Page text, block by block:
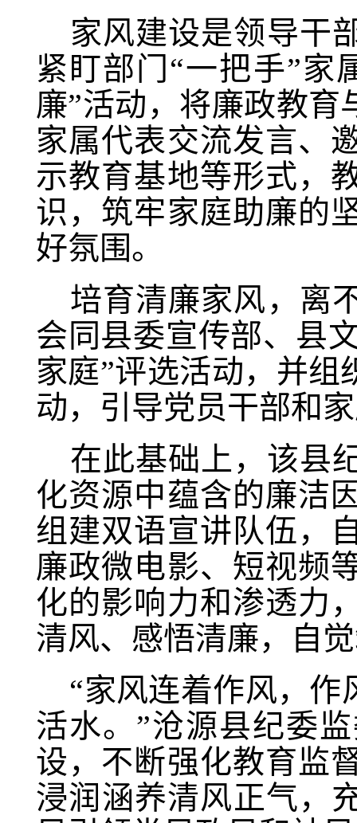
家风建设是领导干
紧盯部门“一把手”家
廉”活动，将廉政教
家属代表交流发言、
示教育基地等形式，
识，筑牢家庭助廉的
好氛围。
培育清廉家风，离
会同县委宣传部、县
家庭”评选活动，并
动，引导党员干部和
在此基础上，该县
化资源中蕴含的廉洁
组建双语宣讲队伍，
廉政微电影、短视频
化的影响力和渗透力
清风、感悟清廉，自
“家风连着作风，
活水。”沧源县纪委
设，不断强化教育监
浸润涵养清风正气，